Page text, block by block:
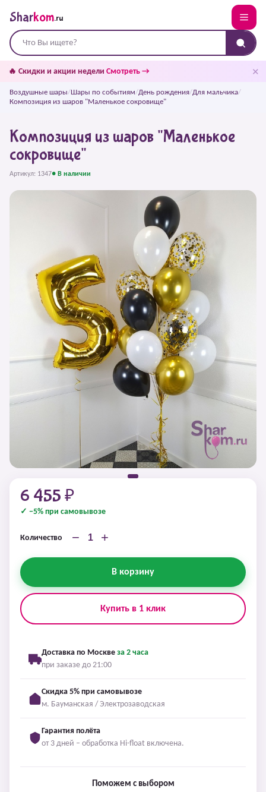
Sharkom.ru
🔥 Скидки и акции недели Смотреть → ✕
Воздушные шары/Шары по событиям/День рождения/Для мальчика/
Композиция из шаров "Маленькое сокровище"
Композиция из шаров "Маленькое
сокровище"
Артикул: 1347● В наличии
6 455 ₽
✓ −5% при самовывозе
Количество − +
В корзину
Купить в 1 клик
Доставка по Москве за 2 часа
при заказе до 21:00
Скидка 5% при самовывозе
м. Бауманская / Электрозаводская
Гарантия полёта
от 3 дней – обработка Hi-float включена.
Поможем с выбором